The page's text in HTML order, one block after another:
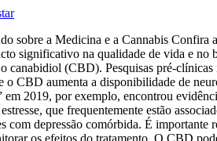
sobre a Medicina e a Cannabis Confira
significativo na qualidade de vida e
canabidiol (CBD). Pesquisas pré-
o CBD aumenta a disponibilidade de
2019, por exemplo, encontrou
que frequentemente estão
com depressão comórbida. É